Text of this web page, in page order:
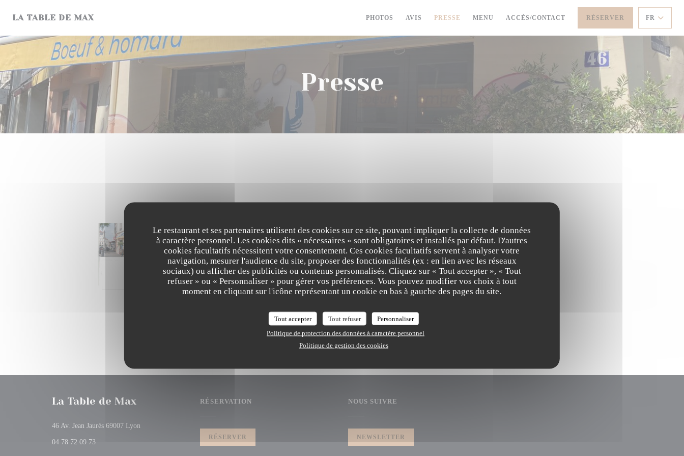
Le restaurant et ses partenaires utilisent des cookies sur ce site, pouvant impliquer la collecte de données
à caractère personnel. Les cookies dits « nécessaires » sont obligatoires et installés par défaut. D'autres
cookies facultatifs nécessitent votre consentement. Ces cookies facultatifs servent à analyser votre
navigation, mesurer l'audience du site, proposer des fonctionnalités (ex : en lien avec les réseaux
sociaux) ou afficher des publicités ou contenus personnalisés. Cliquez sur « Tout accepter », « Tout
refuser » ou « Personnaliser » pour gérer vos préférences. Vous pouvez modifier vos choix à tout
moment en cliquant sur l'icône représentant un cookie en bas à gauche des pages du site.
Tout accepter Tout refuser
Personnaliser
Politique de protection des données à caractère personnel
Politique de gestion des cookies
LA TABLE DE MAX PHOTOS AVIS PRESSE MENU ((OUVRE UNE NOUVELLE FENÊTRE))
ACCÈS/CONTACT RÉSERVER FR
Presse
Terre, Mer et fun Graff Homard "La Table de Max"
01/07/2021
La Table de Max
46 Av. Jean Jaurès 69007 Lyon
04 78 72 09 73
RÉSERVATION
RÉSERVER
NOUS SUIVRE
NEWSLETTER
LA TABLE DE MAX